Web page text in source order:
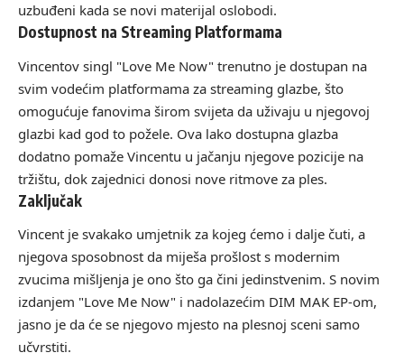
uzbuđeni kada se novi materijal oslobodi.
Dostupnost na Streaming Platformama
Vincentov singl "Love Me Now" trenutno je dostupan na
svim vodećim platformama za streaming glazbe, što
omogućuje fanovima širom svijeta da uživaju u njegovoj
glazbi kad god to požele. Ova lako dostupna glazba
dodatno pomaže Vincentu u jačanju njegove pozicije na
tržištu, dok zajednici donosi nove ritmove za ples.
Zaključak
Vincent je svakako umjetnik za kojeg ćemo i dalje čuti, a
njegova sposobnost da miješa prošlost s modernim
zvucima mišljenja je ono što ga čini jedinstvenim. S novim
izdanjem "Love Me Now" i nadolazećim DIM MAK EP-om,
jasno je da će se njegovo mjesto na plesnoj sceni samo
učvrstiti.